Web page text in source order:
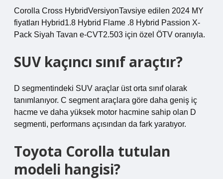
Corolla Cross HybridVersiyonTavsiye edilen 2024 MY
fiyatları Hybrid1.8 Hybrid Flame .8 Hybrid Passion X-
Pack Siyah Tavan e-CVT2.503 için özel ÖTV oranıyla.
SUV kaçıncı sınıf araçtır?
D segmentindeki SUV araçlar üst orta sınıf olarak
tanımlanıyor. C segment araçlara göre daha geniş iç
hacme ve daha yüksek motor hacmine sahip olan D
segmenti, performans açısından da fark yaratıyor.
Toyota Corolla tutulan
modeli hangisi?